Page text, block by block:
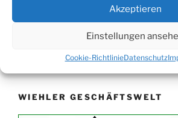
Akzeptieren
Einstellungen
Cookie-RichtlinieDatenschutz
Erzquell Brauerei:
St. Martin in
10.11.
St. Martin in Bielstein
11.11.
„DÜX“ im Burghaus
WIEHLER GESCHÄFTSWELT